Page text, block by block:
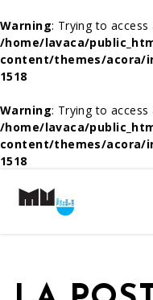
Warning: Trying to
/home/lavaca/
content/themes/acora/
1518
Warning: Trying to
/home/lavaca/
content/themes/acora/
1518